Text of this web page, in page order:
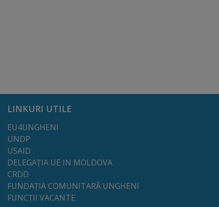
Transport
Rețeaua
public
Lista
stațiilor
LINKURI UTILE
EU4UNGHENI
UNDP
USAID
DELEGAȚIA UE IN MOLDOVA
CRDD
FUNDAȚIA COMUNITARĂ UNGHENI
FUNCȚII VACANTE